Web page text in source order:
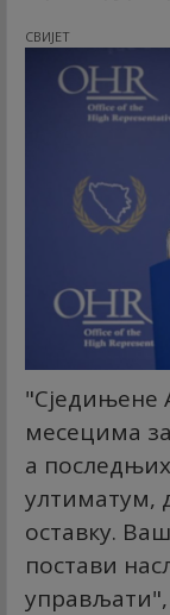
СВИЈЕТ
"Сједињене
месецима
а
ултиматум,
оставку.
постави